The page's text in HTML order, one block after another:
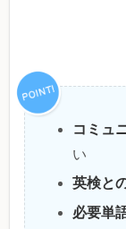
コミュ
い
英検と
必要単